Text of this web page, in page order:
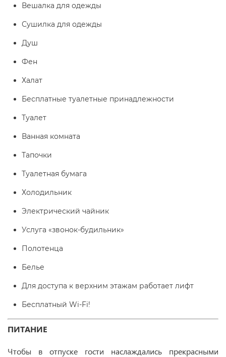
Вешалка для одежды
Сушилка для одежды
Душ
Фен
Халат
Бесплатные туалетные принадлежности
Туалет
Ванная комната
Тапочки
Туалетная бумага
Холодильник
Электрический чайник
Услуга «звонок-будильник»
Полотенца
Белье
Для доступа к верхним этажам работает лифт
Бесплатный Wi-Fi!
ПИТАНИЕ
Чтобы в отпуске гости наслаждались прекрасными